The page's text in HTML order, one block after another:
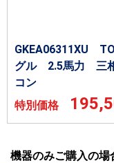
GKEA06311XU
グル 2.5馬力 三
コン
特別価格
機器のみご購入の